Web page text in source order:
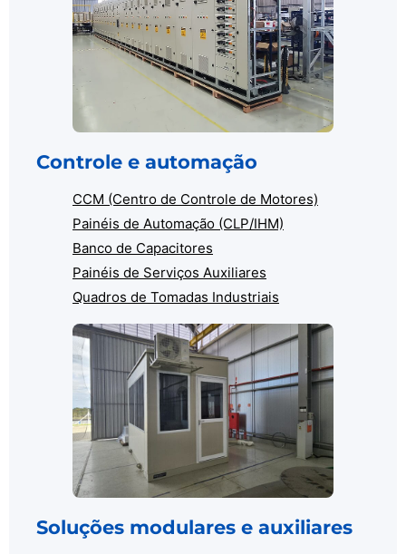
Controle e automação
CCM (Centro de Controle de Motores)
Painéis de Automação (CLP/IHM)
Banco de Capacitores
Painéis de Serviços Auxiliares
Quadros de Tomadas Industriais
Soluções modulares e auxiliares